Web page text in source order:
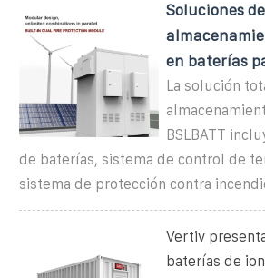
Soluciones de
en baterías
La solución
BSLBATT
de baterías, sistema de control de
sistema de protección contra
Vertiv
baterías de